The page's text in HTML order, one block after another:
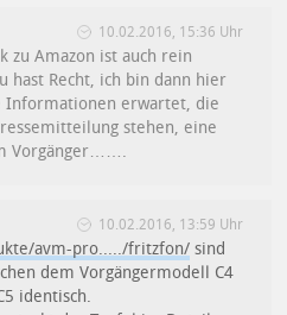
10.02.2016, 15:36 Uhr
zu Amazon ist auch rein
hast Recht, ich bin dann hier
Informationen erwartet, die
stehen, eine
Vorgänger…….
10.02.2016, 13:59 Uhr
avm-pro...../fritzfon/ sind
dem Vorgängermodell C4
identisch.